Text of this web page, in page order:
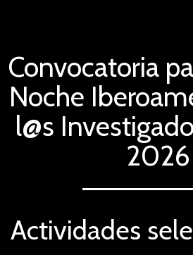
Convocatoria
Noche
l@s
2026
Actividades